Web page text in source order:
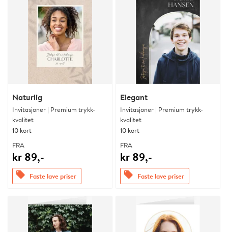
Naturlig
Invitasjoner | Premium trykk-
kvalitet
10 kort
FRA
kr 89,-
offers Faste lave priser
Elegant
Invitasjoner | Premium trykk-
kvalitet
10 kort
FRA
kr 89,-
offers Faste lave priser